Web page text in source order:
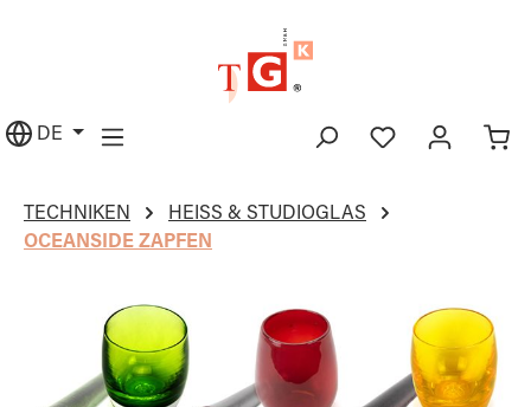
DE
TECHNIKEN
HEISS & STUDIOGLAS
OCEANSIDE ZAPFEN